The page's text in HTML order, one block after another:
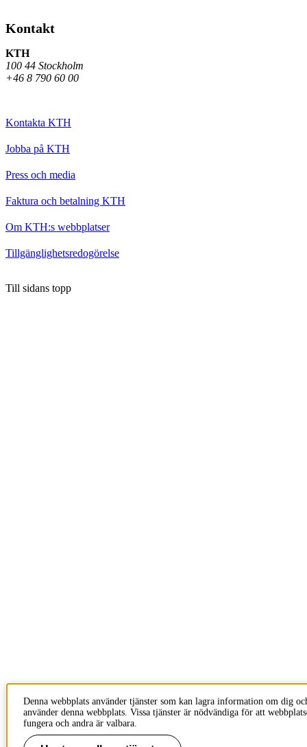
Kontakt
KTH
100 44 Stockholm
+46 8 790 60 00
Kontakta KTH
Jobba på KTH
Press och media
Faktura och betalning KTH
Om KTH:s webbplatser
Tillgänglighetsredogörelse
Till sidans topp
Denna webbplats använder tjänster som kan lagra information om dig
använder denna webbplats. Vissa tjänster är nödvändiga för att
fungera och andra är valbara.